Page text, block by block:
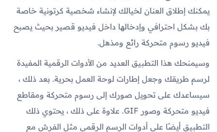
يمكنك إطلاق العنان لخيالك لإنشاء شخصية كرتونية خاصة
بك بشكل احترافي وإدخالها داخل فيديو قصير بحيث يصبح
فيديو رسوم متحركة رائع ومذهل.
وسيمنحك هذا التطبيق العديد من الأدوات الرقمية المفيدة
لرسم طريقك وجعل إطارات لوحة العمل بحرية. بعد ذلك ،
سيساعدك على تحويل صورك إلى رسوم متحركة ومقاطع
فيديو متحركة وصور GIF. علاوة على ذلك ، يحتوي ذلك
التطبيق أيضًا على أدوات الرسم الرقمي مثل الفرش مع